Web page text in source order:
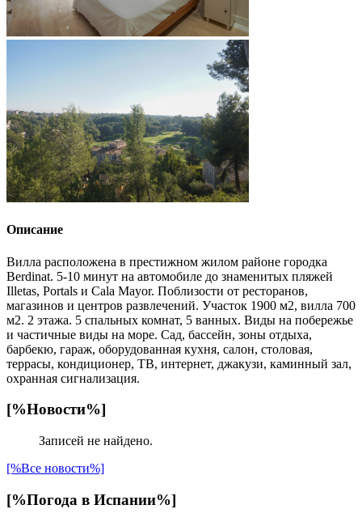
Описание
Вилла расположена в престижном жилом районе городка
Berdinat. 5-10 минут на автомобиле до знаменитых пляжей
Illetas, Portals и Cala Mayor. Поблизости от ресторанов,
магазинов и центров развлечений. Участок 1900 м2, вилла 700
м2. 2 этажа. 5 спальных комнат, 5 ванных. Виды на побережье
и частичные виды на море. Сад, бассейн, зоны отдыха,
барбекю, гараж, оборудованная кухня, салон, столовая,
террасы, кондиционер, ТВ, интернет, джакузи, каминный зал,
охранная сигнализация.
[%Новости%]
Записей не найдено.
[%Все новости%]
[%Погода в Испании%]